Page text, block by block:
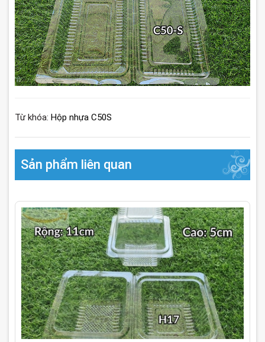
Từ khóa: Hộp nhựa C50S
Sản phẩm liên quan